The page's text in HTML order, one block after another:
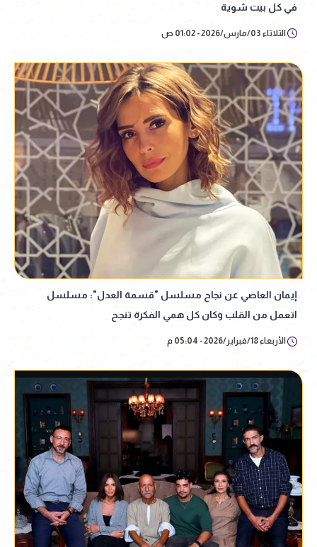
في كل بيت شوية
الثلاثاء 03/مارس/2026 - 01:02 ص
إيمان العاصي عن نجاح مسلسل "قسمة العدل": مسلسل
اتعمل من القلب وكان كل همي الفكرة تنجح
الأربعاء 18/فبراير/2026 - 05:04 م